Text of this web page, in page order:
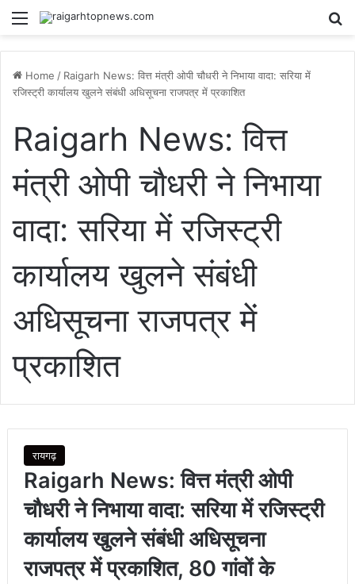
Menu
Home / Raigarh News: वित्त मंत्री ओपी चौधरी ने निभाया वादा: सरिया में
रजिस्ट्री कार्यालय खुलने संबंधी अधिसूचना राजपत्र में प्रकाशित
Raigarh News: वित्त
मंत्री ओपी चौधरी ने निभाया
वादा: सरिया में रजिस्ट्री
कार्यालय खुलने संबंधी
अधिसूचना राजपत्र में
प्रकाशित
रायगढ़
Raigarh News: वित्त मंत्री ओपी
चौधरी ने निभाया वादा: सरिया में रजिस्ट्री
कार्यालय खुलने संबंधी अधिसूचना
राजपत्र में प्रकाशित, 80 गांवों के